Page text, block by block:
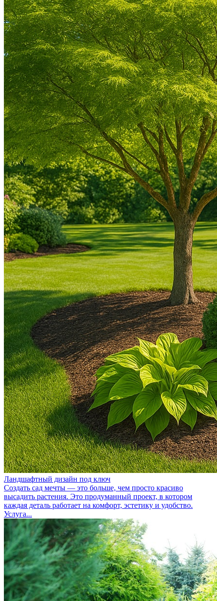
Ландшафтный дизайн под ключ
Создать сад мечты — это больше, чем просто красиво
высадить растения. Это продуманный проект, в котором
каждая деталь работает на комфорт, эстетику и удобство.
Услуга...